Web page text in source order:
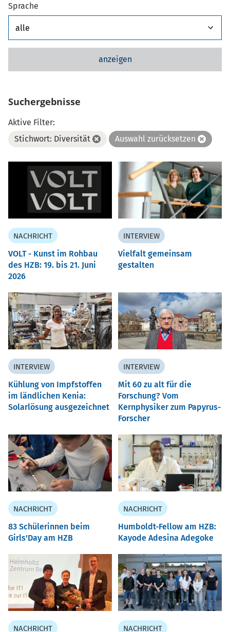
Sprache
anzeigen
Suchergebnisse
Aktive Filter:
Stichwort: Diversität
Auswahl zurücksetzen
NACHRICHT
VOLT - Kunst im Rohbau
des HZB: 19. bis 21. Juni
2026
INTERVIEW
Vielfalt gemeinsam
gestalten
INTERVIEW
Kühlung von Impfstoffen
im ländlichen Kenia:
Solarlösung ausgezeichnet
INTERVIEW
Mit 60 zu alt für die
Forschung? Vom
Kernphysiker zum Papyrus-
Forscher
NACHRICHT
83 Schülerinnen beim
Girls'Day am HZB
NACHRICHT
Humboldt-Fellow am HZB:
Kayode Adesina Adegoke
NACHRICHT NACHRICHT